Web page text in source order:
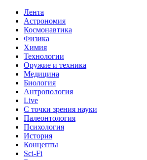
Лента
Астрономия
Космонавтика
Физика
Химия
Технологии
Оружие и техника
Медицина
Биология
Антропология
Live
С точки зрения науки
Палеонтология
Психология
История
Концепты
Sci-Fi